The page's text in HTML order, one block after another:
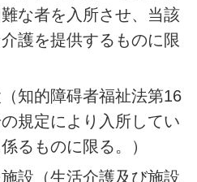
な者を入所させ、当該
護を提供するものに限
知的障碍者福祉法第16
規定により入所してい
るものに限る。）
設（生活介護及び施設